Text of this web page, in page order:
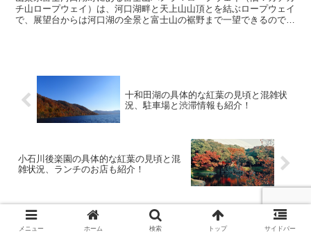
チ山ロープウェイ）は、河口湖畔と天上山山頂とを結ぶロープウェイ
で、展望台からは河口湖の全景と富士山の裾野まで一望できるので、
十和田湖の具体的な紅葉の見頃と混雑状
況、駐車場と渋滞情報も紹介！
小石川後楽園の具体的な紅葉の見頃と混
雑状況、ランチのお店も紹介！
コメント
メニュー ホーム 検索 トップ サイドバー